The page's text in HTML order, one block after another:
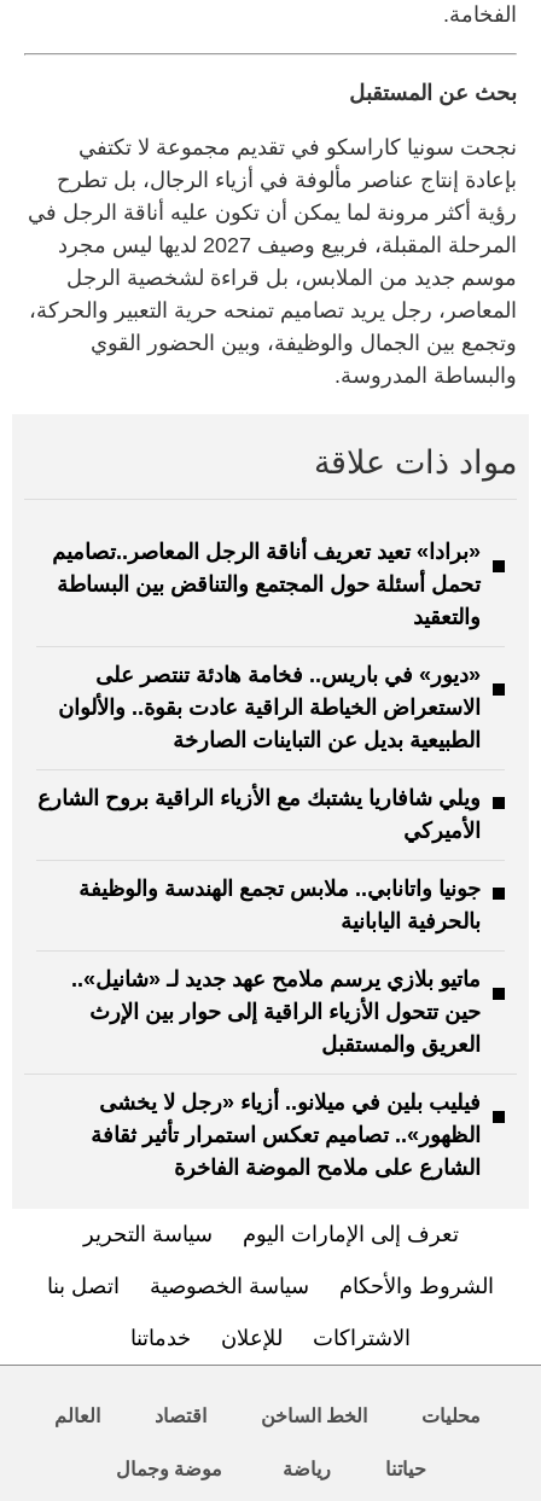
الفخامة.
بحث عن المستقبل
نجحت سونيا كاراسكو في تقديم مجموعة لا تكتفي
بإعادة إنتاج عناصر مألوفة في أزياء الرجال، بل تطرح
رؤية أكثر مرونة لما يمكن أن تكون عليه أناقة الرجل في
المرحلة المقبلة، فربيع وصيف 2027 لديها ليس مجرد
موسم جديد من الملابس، بل قراءة لشخصية الرجل
المعاصر، رجل يريد تصاميم تمنحه حرية التعبير والحركة،
وتجمع بين الجمال والوظيفة، وبين الحضور القوي
والبساطة المدروسة.
مواد ذات علاقة
«برادا» تعيد تعريف أناقة الرجل المعاصر..تصاميم
تحمل أسئلة حول المجتمع والتناقض بين البساطة
والتعقيد
«ديور» في باريس.. فخامة هادئة تنتصر على
الاستعراض الخياطة الراقية عادت بقوة.. والألوان
الطبيعية بديل عن التباينات الصارخة
ويلي شافاريا يشتبك مع الأزياء الراقية بروح الشارع
الأميركي
جونيا واتانابي.. ملابس تجمع الهندسة والوظيفة
بالحرفية اليابانية
ماتيو بلازي يرسم ملامح عهد جديد لـ «شانيل»..
حين تتحول الأزياء الراقية إلى حوار بين الإرث
العريق والمستقبل
فيليب بلين في ميلانو.. أزياء «رجل لا يخشى
الظهور».. تصاميم تعكس استمرار تأثير ثقافة
الشارع على ملامح الموضة الفاخرة
تعرف إلى الإمارات اليوم سياسة التحرير
الشروط والأحكام سياسة الخصوصية اتصل بنا
الاشتراكات للإعلان خدماتنا
محليات الخط الساخن اقتصاد العالم
حياتنا رياضة موضة وجمال